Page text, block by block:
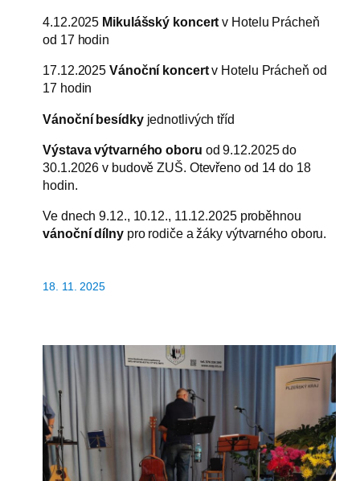
4.12.2025 Mikulášský koncert v Hotelu Prácheň
od 17 hodin
17.12.2025Vánoční koncertv Hotelu Prácheň od
17 hodin
Vánoční besídkyjednotlivých tříd
Výstava výtvarného oboru od 9.12.2025 do
30.1.2026 v budově ZUŠ. Otevřeno od 14 do 18
hodin.
Ve dnech 9.12., 10.12., 11.12.2025 proběhnou
vánoční dílnypro rodiče a žáky výtvarného oboru.
18. 11. 2025